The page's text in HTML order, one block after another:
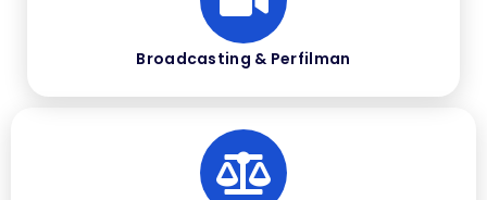
Broadcasting & Perfilman